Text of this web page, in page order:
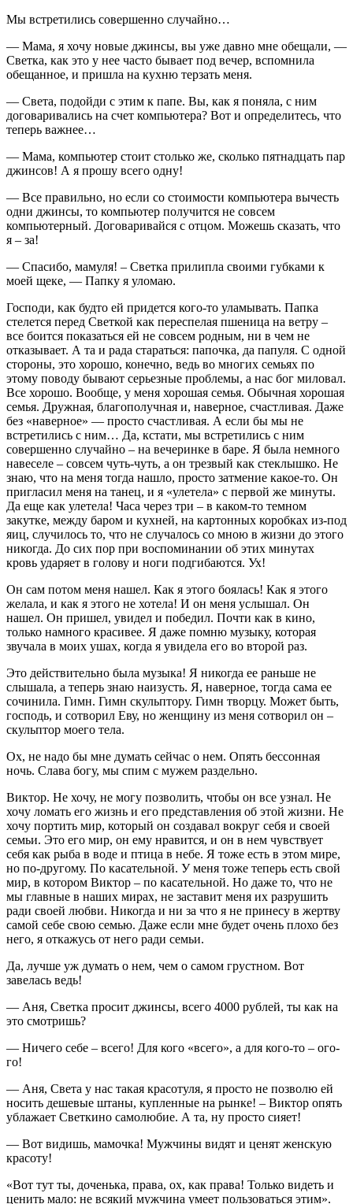
Мы встретились совершенно случайно…
— Мама, я хочу новые джинсы, вы уже давно мне обещали, —
Светка, как это у нее часто бывает под вечер, вспомнила
обещанное, и пришла на кухню терзать меня.
— Света, подойди с этим к папе. Вы, как я поняла, с ним
договаривались на счет компьютера? Вот и определитесь, что
теперь важнее…
— Мама, компьютер стоит столько же, сколько пятнадцать пар
джинсов! А я прошу всего одну!
— Все правильно, но если со стоимости компьютера вычесть
одни джинсы, то компьютер получится не совсем
компьютерный. Договаривайся с отцом. Можешь сказать, что
я – за!
— Спасибо, мамуля! – Светка прилипла своими губками к
моей щеке, — Папку я уломаю.
Господи, как будто ей придется кого-то уламывать. Папка
стелется перед Светкой как переспелая пшеница на ветру –
все боится показаться ей не совсем родным, ни в чем не
отказывает. А та и рада стараться: папочка, да папуля. С одной
стороны, это хорошо, конечно, ведь во многих семьях по
этому поводу бывают серьезные проблемы, а нас бог миловал.
Все хорошо. Вообще, у меня хорошая семья. Обычная хорошая
семья. Дружная, благополучная и, наверное, счастливая. Даже
без «наверное» — просто счастливая. А если бы мы не
встретились с ним… Да, кстати, мы встретились с ним
совершенно случайно – на вечеринке в баре. Я была немного
навеселе – совсем чуть-чуть, а он трезвый как стеклышко. Не
знаю, что на меня тогда нашло, просто затмение какое-то. Он
пригласил меня на танец, и я «улетела» с первой же минуты.
Да еще как улетела! Часа через три – в каком-то темном
закутке, между баром и кухней, на картонных коробках из-под
яиц, случилось то, что не случалось со мною в жизни до этого
никогда. До сих пор при воспоминании об этих минутах
кровь ударяет в голову и ноги подгибаются. Ух!
Он сам потом меня нашел. Как я этого боялась! Как я этого
желала, и как я этого не хотела! И он меня услышал. Он
нашел. Он пришел, увидел и победил. Почти как в кино,
только намного красивее. Я даже помню музыку, которая
звучала в моих ушах, когда я увидела его во второй раз.
Это действительно была музыка! Я никогда ее раньше не
слышала, а теперь знаю наизусть. Я, наверное, тогда сама ее
сочинила. Гимн. Гимн скульптору. Гимн творцу. Может быть,
господь, и сотворил Еву, но женщину из меня сотворил он –
скульптор моего тела.
Ох, не надо бы мне думать сейчас о нем. Опять бессонная
ночь. Слава богу, мы спим с мужем раздельно.
Виктор. Не хочу, не могу позволить, чтобы он все узнал. Не
хочу ломать его жизнь и его представления об этой жизни. Не
хочу портить мир, который он создавал вокруг себя и своей
семьи. Это его мир, он ему нравится, и он в нем чувствует
себя как рыба в воде и птица в небе. Я тоже есть в этом мире,
но по-другому. По касательной. У меня тоже теперь есть свой
мир, в котором Виктор – по касательной. Но даже то, что не
мы главные в наших мирах, не заставит меня их разрушить
ради своей любви. Никогда и ни за что я не принесу в жертву
самой себе свою семью. Даже если мне будет очень плохо без
него, я откажусь от него ради семьи.
Да, лучше уж думать о нем, чем о самом грустном. Вот
завелась ведь!
— Аня, Светка просит джинсы, всего 4000 рублей, ты как на
это смотришь?
— Ничего себе – всего! Для кого «всего», а для кого-то – ого-
го!
— Аня, Света у нас такая красотуля, я просто не позволю ей
носить дешевые штаны, купленные на рынке! – Виктор опять
ублажает Светкино самолюбие. А та, ну просто сияет!
— Вот видишь, мамочка! Мужчины видят и ценят женскую
красоту!
«Вот тут ты, доченька, права, ох, как права! Только видеть и
ценить мало: не всякий мужчина умеет пользоваться этим».